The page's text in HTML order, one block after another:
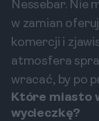
Nessebar. Nie
w zamian
komercji i
atmosfera
wracać, by po
Które miasto
wycieczkę?